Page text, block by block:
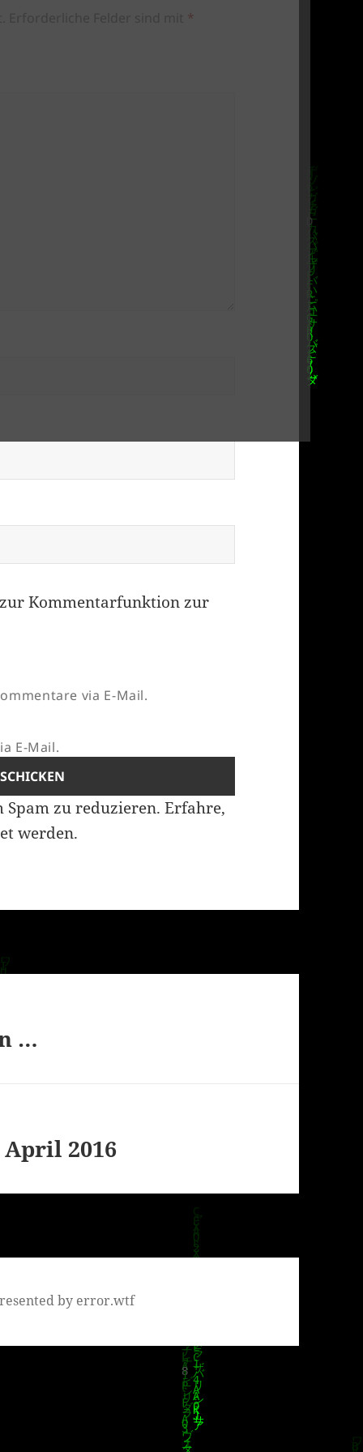
*
zur Kommentarfunktion zur
via E-Mail.
E-Mail.
Spam zu reduzieren.Erfahre,
werden.
…
April 2016
by error.wtf